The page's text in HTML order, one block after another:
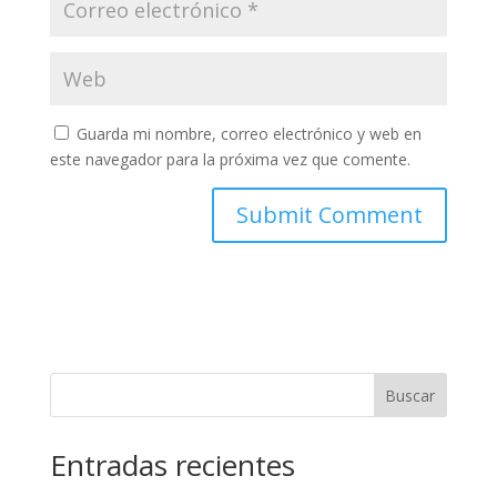
Guarda mi nombre, correo electrónico y web en
este navegador para la próxima vez que comente.
Buscar
Entradas recientes